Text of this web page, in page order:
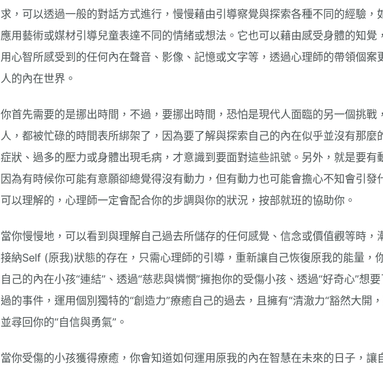
求，可以透過一般的對話方式進行，慢慢藉由引導察覺與探索各種不同的經驗，
應用藝術或媒材引導兒童表達不同的情緒或想法。它也可以藉由感受身體的知覺
用心智所感受到的任何內在聲音、影像、記憶或文字等，透過心理師的帶領個案
人的內在世界。
你首先需要的是挪出時間，不過，要挪出時間，恐怕是現代人面臨的另一個挑戰
人，都被忙碌的時間表所綁架了，因為要了解與探索自己的內在似乎並沒有那麼
症狀、過多的壓力或身體出現毛病，才意識到要面對這些訊號。另外，就是要有
因為有時候你可能有意願卻總覺得沒有動力，但有動力也可能會擔心不知會引發
可以理解的，心理師一定會配合你的步調與你的狀況，按部就班的協助你。
當你慢慢地，可以看到與理解自己過去所儲存的任何感覺、信念或價值觀等時，
接納Self (原我)狀態的存在，只需心理師的引導，重新讓自己恢復原我的能量，
自己的內在小孩“連結”、透過“慈悲與憐憫”擁抱你的受傷小孩、透過“好奇心”想
過的事件，運用個別獨特的“創造力”療癒自己的過去，且擁有“清澈力“豁然大開
並尋回你的“自信與勇氣”。
當你受傷的小孩獲得療癒，你會知道如何運用原我的內在智慧在未來的日子，讓